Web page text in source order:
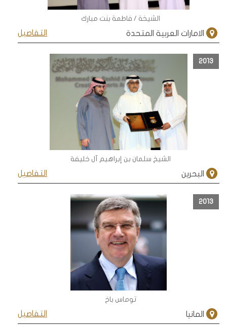
الشيخة / فاطمة بنت مبارك
التفاصيل الامارات العربية المتحدة
2013
الشيخ سلمان بن إبراهيم آل خليفة
التفاصيل البحرين
2013
توماس باخ
التفاصيل المانيا